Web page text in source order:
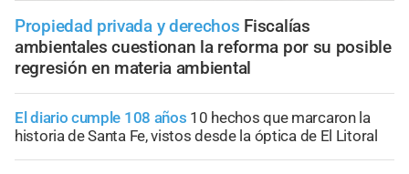
Propiedad privada y derechos Fiscalías
ambientales cuestionan la reforma por su posible
regresión en materia ambiental
El diario cumple 108 años 10 hechos que marcaron la
historia de Santa Fe, vistos desde la óptica de El Litoral